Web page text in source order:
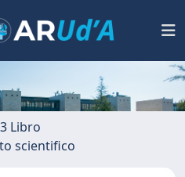
3 Libro
scientifico